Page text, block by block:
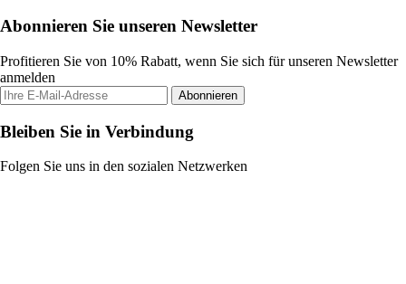
Abonnieren Sie unseren Newsletter
Profitieren Sie von 10% Rabatt, wenn Sie sich für unseren Newsletter
anmelden
Abonnieren
Bleiben Sie in Verbindung
Folgen Sie uns in den sozialen Netzwerken